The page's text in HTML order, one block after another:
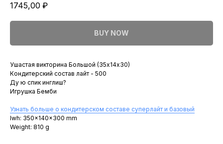
1745,00 ₽
BUY NOW
Ушастая викторина Большой (35х14х30)
Кондитерский состав лайт - 500
Ду ю спик инглиш?
Игрушка Бемби
Узнать больше о кондитерском составе суперлайт и базовый
lwh: 350x140x300 mm
Weight: 810 g